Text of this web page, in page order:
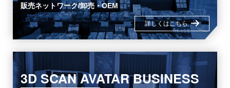
販売ネットワーク/卸売・OEM
詳しくはこちら
3D SCAN AVATAR BUSINESS